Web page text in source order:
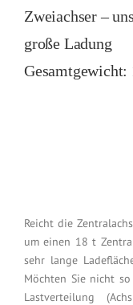
Zweiachser –
große Ladung
Gesamtgewicht:
Reicht die
um einen 18 t
sehr lange
Möchten Sie nicht
Lastverteilung